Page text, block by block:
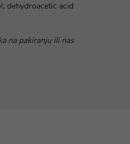
dehydroacetic acid
na pakiranju ili nas